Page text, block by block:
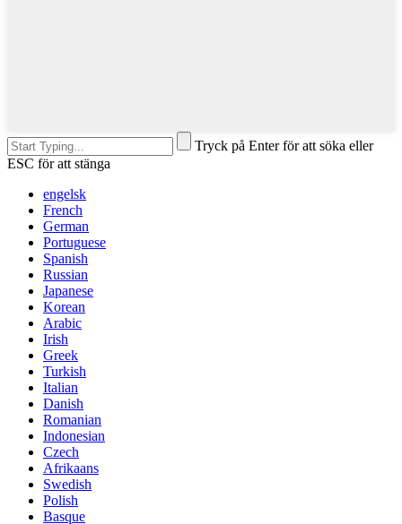
Tryck på Enter för att söka eller
ESC för att stänga
engelsk
French
German
Portuguese
Spanish
Russian
Japanese
Korean
Arabic
Irish
Greek
Turkish
Italian
Danish
Romanian
Indonesian
Czech
Afrikaans
Swedish
Polish
Basque